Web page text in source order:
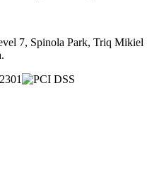
7, Spinola Park, Triq Mikiel